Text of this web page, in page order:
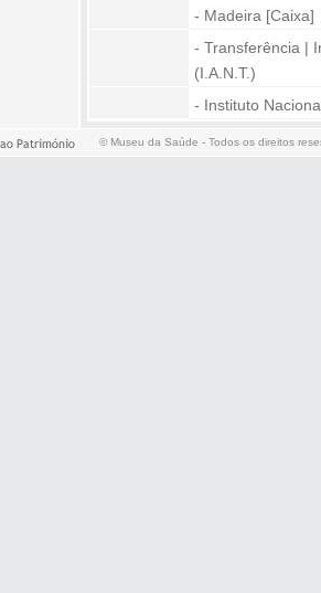
- Madeira [Caixa]
- Transferência |
(I.A.N.T.)
- Instituto
© Museu da Saúde - Todos os direitos